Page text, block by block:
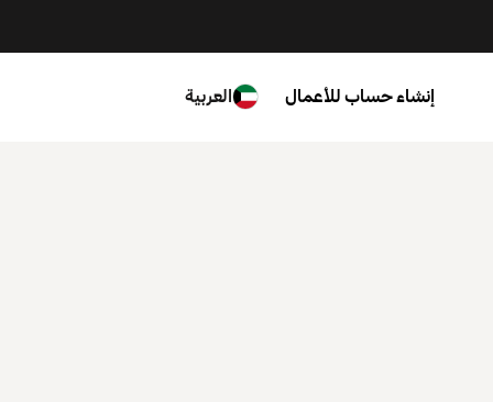
إنشاء حساب للأعمال العربية